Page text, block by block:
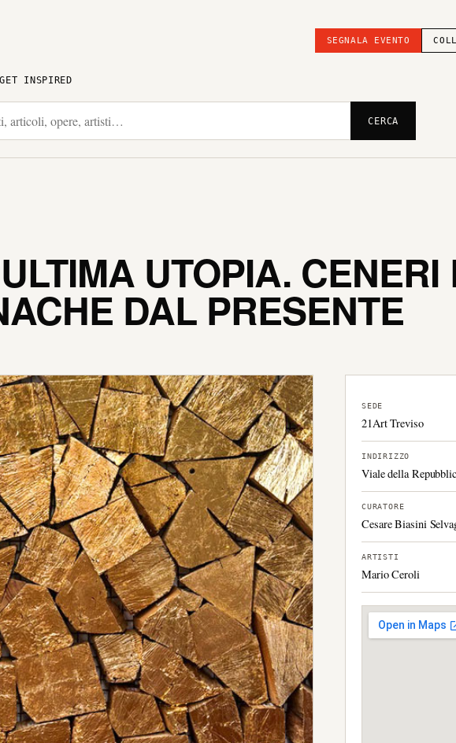
SEGNALA EVENTO
GET INSPIRED
CERCA
UTOPIA. CENERI
DAL PRESENTE
SEDE
21Art Treviso
INDIRIZZO
Viale della
CURATORE
Cesare Biasini
ARTISTI
Mario Ceroli